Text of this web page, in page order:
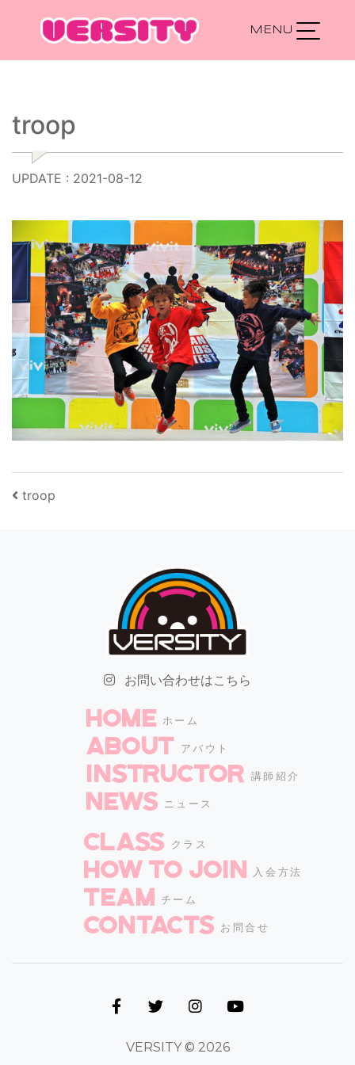
Main Navigation
troop
UPDATE : 2021-08-12
投稿ナビゲーション
troop
お問い合わせはこちら
HOME ホーム
ABOUT アバウト
INSTRUCTOR 講師紹介
NEWS ニュース
CLASS クラス
How to join 入会方法
TEAM チーム
CONTACTS お問合せ
VERSITY © 2026